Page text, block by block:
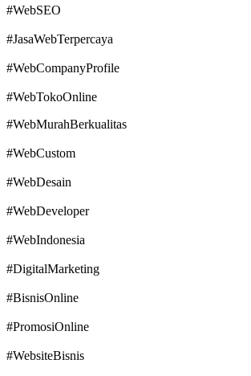
#WebSEO
#JasaWebTerpercaya
#WebCompanyProfile
#WebTokoOnline
#WebMurahBerkualitas
#WebCustom
#WebDesain
#WebDeveloper
#WebIndonesia
#DigitalMarketing
#BisnisOnline
#PromosiOnline
#WebsiteBisnis